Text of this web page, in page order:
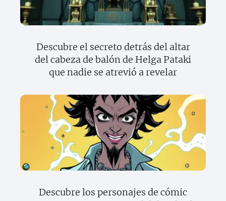
Descubre el secreto detrás del altar
del cabeza de balón de Helga Pataki
que nadie se atrevió a revelar
Descubre los personajes de cómic